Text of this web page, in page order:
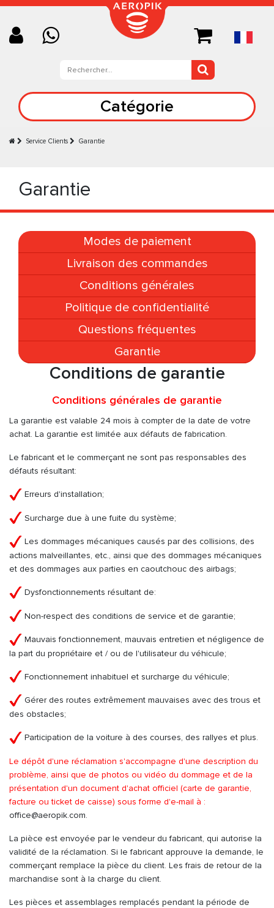
Catégorie
Service Clients Garantie
Garantie
Modes de paiement
Livraison des commandes
Conditions générales
Politique de confidentialité
Questions fréquentes
Garantie
Conditions de garantie
Conditions générales de garantie
La garantie est valable 24 mois à compter de la date de votre
achat. La garantie est limitée aux défauts de fabrication.
Le fabricant et le commerçant ne sont pas responsables des
défauts résultant:
Erreurs d'installation;
Surcharge due à une fuite du système;
Les dommages mécaniques causés par des collisions, des
actions malveillantes, etc., ainsi que des dommages mécaniques
et des dommages aux parties en caoutchouc des airbags;
Dysfonctionnements résultant de:
Non-respect des conditions de service et de garantie;
Mauvais fonctionnement, mauvais entretien et négligence de
la part du propriétaire et / ou de l'utilisateur du véhicule;
Fonctionnement inhabituel et surcharge du véhicule;
Gérer des routes extrêmement mauvaises avec des trous et
des obstacles;
Participation de la voiture à des courses, des rallyes et plus.
Le dépôt d'une réclamation s'accompagne d'une description du
problème, ainsi que de photos ou vidéo du dommage et de la
présentation d'un document d'achat officiel (carte de garantie,
facture ou ticket de caisse) sous forme d'e-mail à :
office@aeropik.com.
La pièce est envoyée par le vendeur du fabricant, qui autorise la
validité de la réclamation. Si le fabricant approuve la demande, le
commerçant remplace la pièce du client. Les frais de retour de la
marchandise sont à la charge du client.
Les pièces et assemblages remplacés pendant la période de